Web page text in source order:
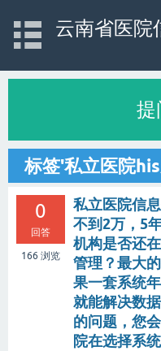
云南省医院
提
标签'私立医院
0
回答
166 浏览
私立医院信
不到2万，5
机构是否还
管理？最大
果一套系统
就能解决数
的问题，您
院在选择系